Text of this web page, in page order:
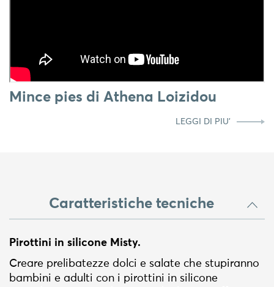
Mince pies di Athena Loizidou
LEGGI DI PIU'
Caratteristiche tecniche
Pirottini in silicone Misty.
Creare prelibatezze dolci e salate che stupiranno
bambini e adulti con i pirottini in silicone